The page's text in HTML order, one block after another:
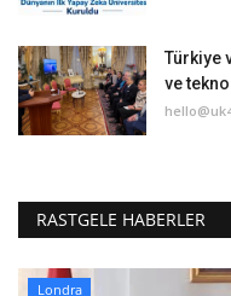
Türkiye
ve
RASTGELE HABERLER
Londra